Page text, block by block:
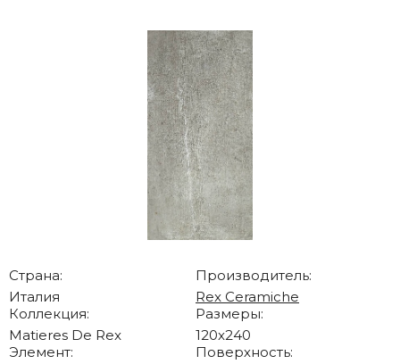
Страна:
Италия
Производитель:
Rex Ceramiche
Коллекция:
Matieres De Rex
Размеры:
120x240
Элемент:
Поверхность: